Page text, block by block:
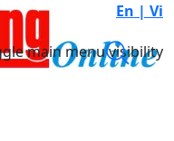
En | Vi
main menu visibility